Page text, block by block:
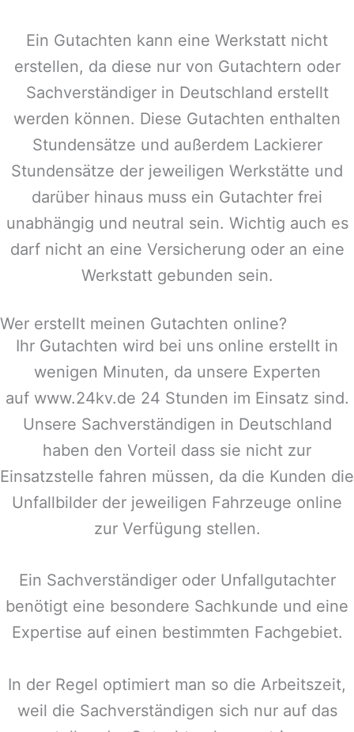
Ein Gutachten kann eine Werkstatt nicht
erstellen, da diese nur von Gutachtern oder
Sachverständiger in Deutschland erstellt
werden können. Diese Gutachten enthalten
Stundensätze und außerdem Lackierer
Stundensätze der jeweiligen Werkstätte und
darüber hinaus muss ein Gutachter frei
unabhängig und neutral sein. Wichtig auch es
darf nicht an eine Versicherung oder an eine
Werkstatt gebunden sein.
Wer erstellt meinen Gutachten online?
Ihr Gutachten wird bei uns online erstellt in
wenigen Minuten, da unsere Experten
auf www.24kv.de 24 Stunden im Einsatz sind.
Unsere Sachverständigen in Deutschland
haben den Vorteil dass sie nicht zur
Einsatzstelle fahren müssen, da die Kunden die
Unfallbilder der jeweiligen Fahrzeuge online
zur Verfügung stellen.
Ein Sachverständiger oder Unfallgutachter
benötigt eine besondere Sachkunde und eine
Expertise auf einen bestimmten Fachgebiet.
In der Regel optimiert man so die Arbeitszeit,
weil die Sachverständigen sich nur auf das